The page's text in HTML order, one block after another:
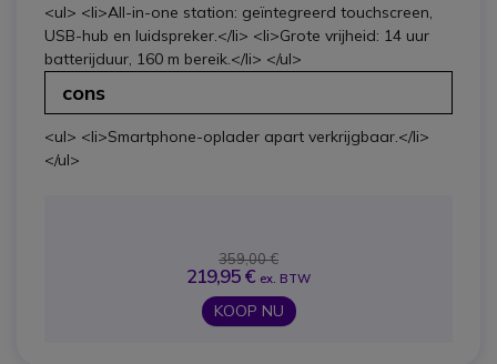
<ul> <li>All-in-one station: geïntegreerd touchscreen,
USB-hub en luidspreker.</li> <li>Grote vrijheid: 14 uur
batterijduur, 160 m bereik.</li> </ul>
cons
<ul> <li>Smartphone-oplader apart verkrijgbaar.</li>
</ul>
359,00 €
219,95 € ex. BTW
KOOP NU